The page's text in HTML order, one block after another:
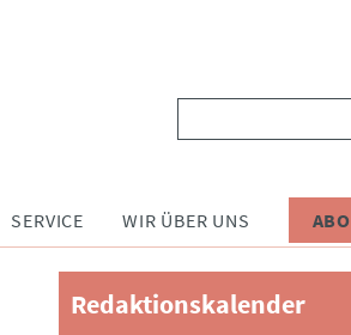
SERVICE WIR ÜBER UNS ABO
Redaktionskalender